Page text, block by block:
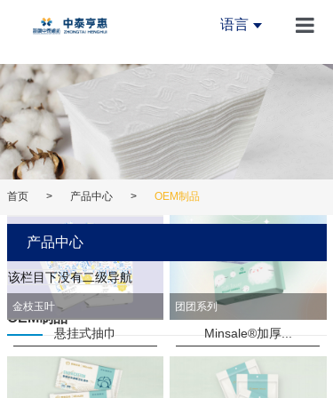
首页
产
创
加
语言
首页 > 产品中心 > OEM制品
产品中心
该栏目下没有二级导航
OEM制品
金枝玉叶
悬挂式抽巾
团团系列
Minsale®加厚...